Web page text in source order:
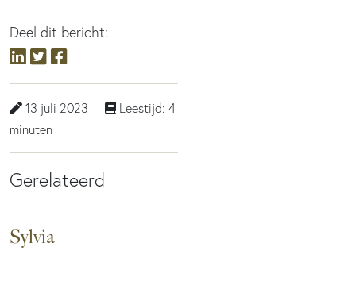
Deel dit bericht:
13 juli 2023
Leestijd: 4
minuten
Gerelateerd
Sylvia